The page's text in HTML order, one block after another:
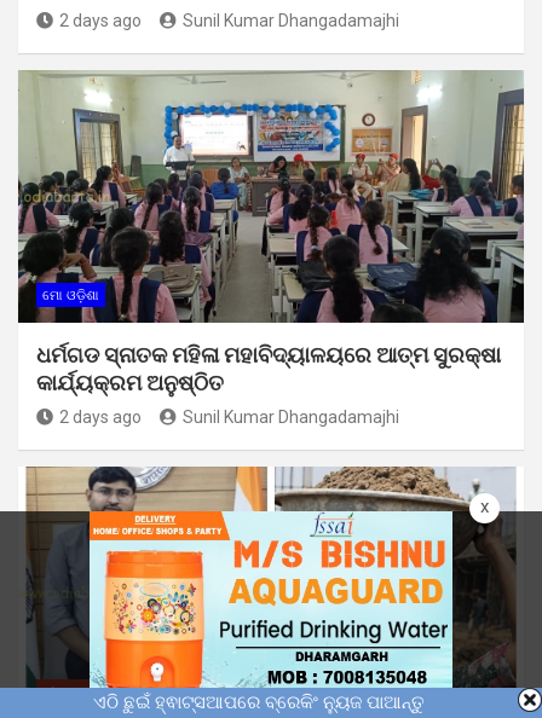
x
2 days ago Sunil Kumar Dhangadamajhi
ମୋ ଓଡ଼ିଶା
ଧର୍ମଗଡ ସ୍ନାତକ ମହିଳା ମହାବିଦ୍ୟାଳୟରେ ଆତ୍ମ ସୁରକ୍ଷା
କାର୍ଯ୍ୟକ୍ରମ ଅନୁଷ୍ଠିତ
2 days ago Sunil Kumar Dhangadamajhi
ଜୀବନରଙ୍ଗ ମୋ ଓଡ଼ିଶା
ଏଠି ଛୁଇଁ ହ୍ଵାଟ୍ସଆପରେ ବ୍ରେକିଂ ନ୍ୟୁଜ ପାଆନ୍ତୁ